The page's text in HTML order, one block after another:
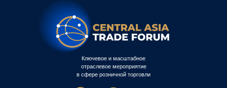
Ключевое и масштабное
отраслевое мероприятие
в сфере розничной торговли